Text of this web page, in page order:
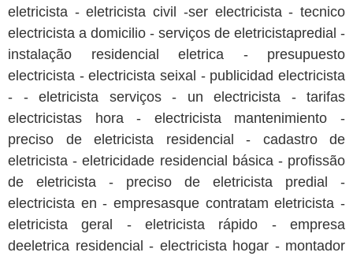
eletricista - eletricista civil -ser electricista - tecnico
electricista a domicilio - serviços de eletricistapredial -
instalação residencial eletrica - presupuesto
electricista - electricista seixal - publicidad electricista
- - eletricista serviços - un electricista - tarifas
electricistas hora - electricista mantenimiento -
preciso de eletricista residencial - cadastro de
eletricista - eletricidade residencial básica - profissão
de eletricista - preciso de eletricista predial -
electricista en - empresasque contratam eletricista -
eletricista geral - eletricista rápido - empresa
deeletrica residencial - electricista hogar - montador